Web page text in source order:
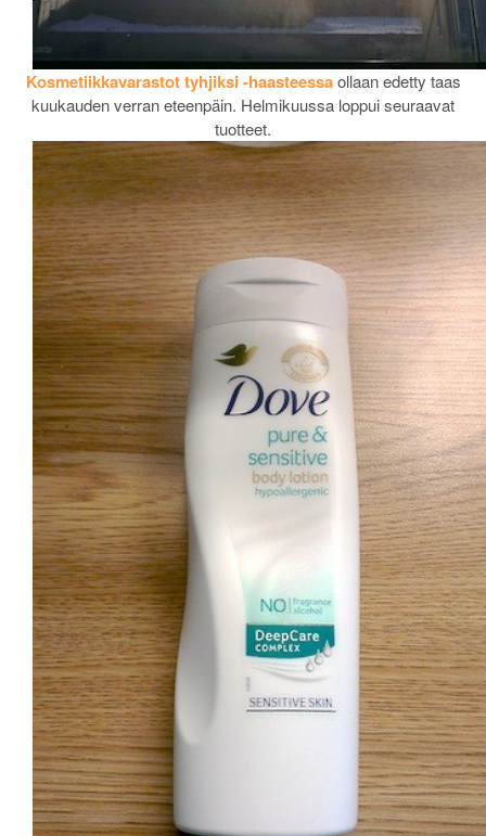
Kosmetiikkavarastot tyhjiksi -haasteessaollaan edetty taas
kuukauden verran eteenpäin. Helmikuussa loppui seuraavat
tuotteet.